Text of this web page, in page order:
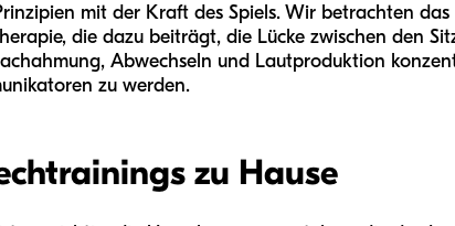
mit der Kraft des Spiels. Wir betrachten
die dazu beiträgt, die Lücke zwischen den
Abwechseln und Lautproduktion
zu werden.
zu Hause